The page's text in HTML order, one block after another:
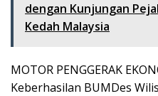
dengan Kunjungan
Kedah Malaysia
MOTOR PENGGERAK
Keberhasilan BUMDes